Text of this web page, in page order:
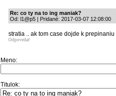
Re: co ty na to ing maniak?
Od: l1@p5 | Pridané: 2017-03-07 12:08:00
stratia .. ak tom case dojde k prepinaniu
Odpovedať
Meno:
Titulok: